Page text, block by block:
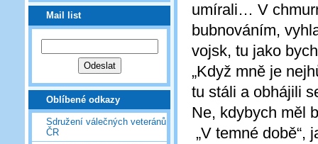
Mail list
Oblíbené odkazy
Sdružení válečných veteránů
ČR
umírali… V
bubnováním,
vojsk, tu jako
„Když mně je
tu stáli a obhájili
Ne, kdybych měl
„V temné